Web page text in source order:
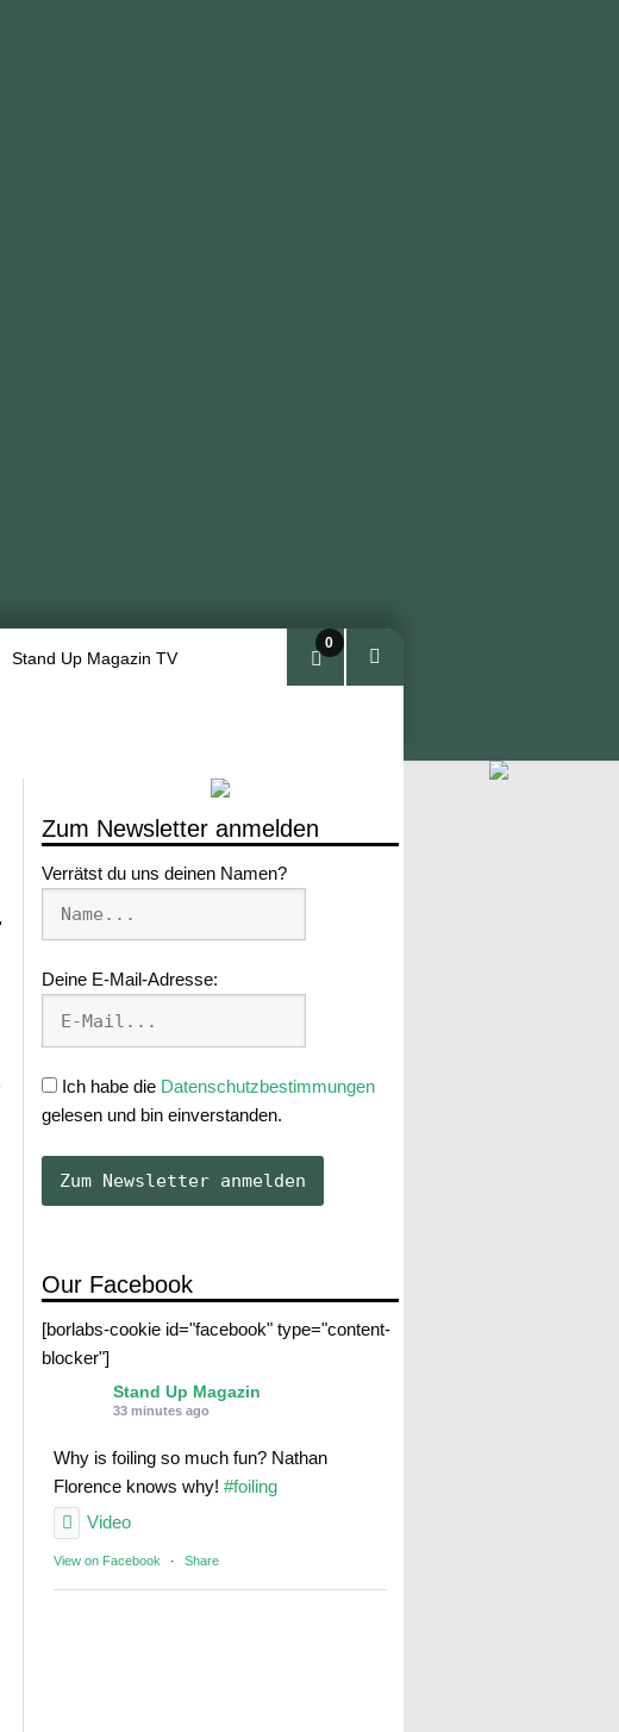
Stand Up Magazin TV
0
Zum Newsletter anmelden
Verrätst du uns deinen Namen?
Deine E-Mail-Adresse:
Ich habe die Datenschutzbestimmungen
gelesen und bin einverstanden.
Our Facebook
[borlabs-cookie id="facebook" type="content-
blocker"]
Stand Up Magazin
33 minutes ago
Why is foiling so much fun? Nathan
Florence knows why! #foiling
Video
View on Facebook · Share